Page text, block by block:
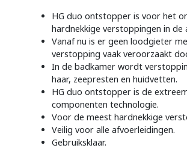
HG duo ontstopper is voor het
hardnekkige verstoppingen in de
Vanaf nu is er geen loodgieter
verstopping vaak veroorzaakt
In de badkamer wordt
haar, zeepresten en huidvetten.
HG duo ontstopper is de
componenten technologie.
Voor de meest hardnekkige
Veilig voor alle afvoerleidingen.
Gebruiksklaar.